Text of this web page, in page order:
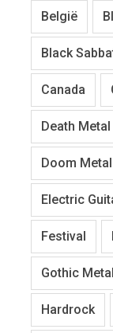
België
Black
Canada
Death Metal
Doom Metal
Electric
Festival
Gothic Metal
Hardrock